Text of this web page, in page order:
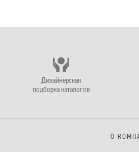
Дизайнерская
подборка каталогов
О